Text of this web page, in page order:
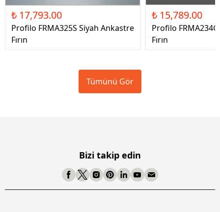
₺ 17,793.00
Profilo FRMA325S Siyah Ankastre
Fırın
₺ 15,789.00
Profilo
Fırın
Tümünü Gör
Bizi takip edin